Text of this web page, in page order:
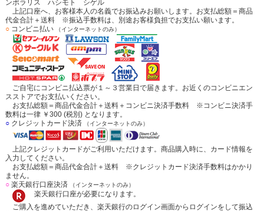
ンポラリス ハシモト シゲル
上記口座へ、お客様本人の名義でお振込みお願いします。お支払総額＝商品
代金合計＋送料 ※振込手数料は、別途お客様負担でお支払い願います。
○コンビニ払い （インターネットのみ）
ご自宅にコンビニ払込票が１～３営業日で届きます。お近くのコンビニエン
スストアでお支払いください。
お支払総額＝商品代金合計＋送料＋コンビニ決済手数料 ※コンビニ決済手
数料は一律 ￥300 (税別) となります。
○クレジットカード決済 （インターネットのみ）
上記クレジットカードがご利用いただけます。商品購入時に、カード情報を
入力してください。
お支払総額＝商品代金合計＋送料 ※クレジットカード決済手数料はかかり
ません。
○楽天銀行口座決済 （インターネットのみ）
楽天銀行口座が必要になります。
ご購入を進めていただき、楽天銀行のログイン画面からログインをして振込